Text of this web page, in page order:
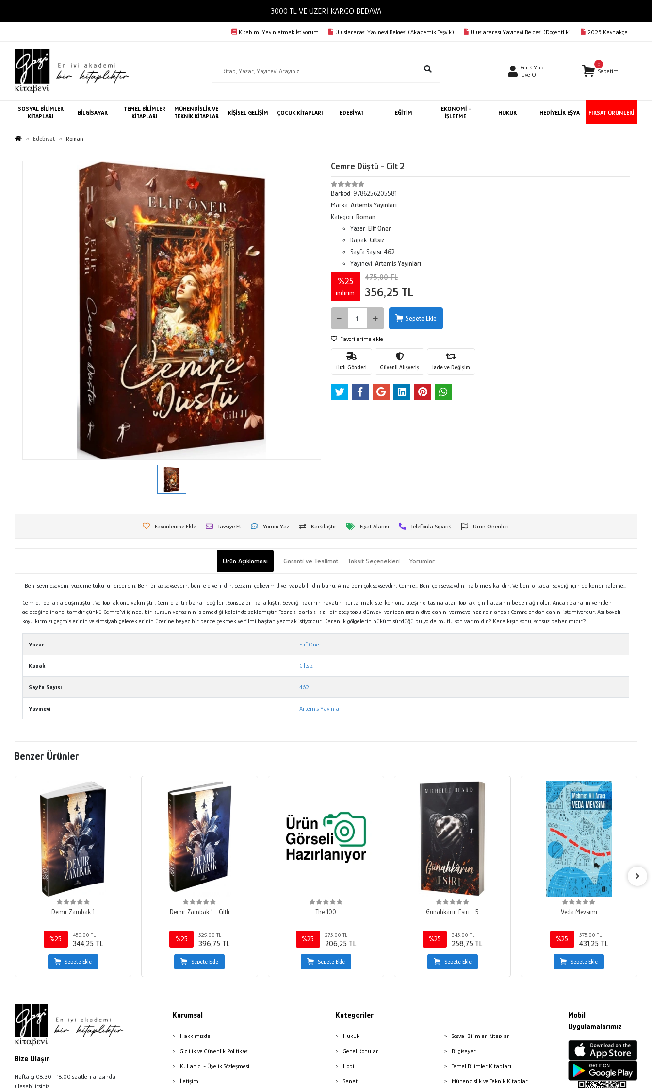
3000 TL VE ÜZERİ KARGO BEDAVA
Kitabımı Yayınlatmak İstiyorum Uluslararası Yayınevi Belgesi (Akademik Teşvik) Uluslararası Yayınevi Belgesi (Doçentlik) 2025 Kaynakça
Giriş Yap
Üye Ol
0
Sepetim
SOSYAL BİLİMLER
KİTAPLARI
BİLGİSAYAR
TEMEL BİLİMLER
KİTAPLARI
MÜHENDİSLİK VE
TEKNİK KİTAPLAR
KİŞİSEL GELİŞİM ÇOCUK KİTAPLARI EDEBİYAT EĞİTİM
EKONOMİ -
İŞLETME
HUKUK HEDİYELİK EŞYA FIRSAT ÜRÜNLERİ
Edebiyat Roman
Cemre Düştü - Cilt 2
Barkod: 9786256205581
Marka: Artemis Yayınları
Kategori: Roman
Yazar: Elif Öner
Kapak: Ciltsiz
Sayfa Sayısı:462
Yayınevi: Artemis Yayınları
%25
indirim
475,00 TL
356,25 TL
Sepete Ekle
Favorilerime ekle
Hızlı Gönderi Güvenli Alışveriş İade ve Değişim
Favorilerime Ekle Tavsiye Et Yorum Yaz Karşılaştır Fiyat Alarmı Telefonla Sipariş Ürün Önerileri
Ürün Açıklaması Garanti ve Teslimat Taksit Seçenekleri Yorumlar
"Beni sevmeseydin, yüzüme tükürür giderdin. Beni biraz sevseydin, beni ele verirdin, cezamı çekeyim diye, yapabilirdin bunu. Ama beni çok sevseydin, Cemre... Beni çok sevseydin, kalbime sıkardın. Ve beni o kadar sevdiği için de kendi kalbine..."
Cemre, Toprak'a düşmüştür. Ve Toprak onu yakmıştır. Cemre artık bahar değildir. Sonsuz bir kara kıştır. Sevdiği kadının hayatını kurtarmak isterken onu ateşin ortasına atan Toprak için hatasının bedeli ağır olur. Ancak baharın yeniden
geleceğine inancı tamdır çünkü Cemre'yi içinde, bir kurşun yarasının işlemediği kalbinde saklamıştır. Toprak, parlak, kızıl bir ateş topu dünyayı yeniden ısıtsın diye canını vermeye hazırdır ancak Cemre ondan canını istemiyordur. Aşı boyalı
koyu kırmızı geçmişlerinin ve simsiyah geleceklerinin üzerine beyaz bir perde çekmek ve filmi baştan yazmak istiyordur. Karanlık gölgelerin hüküm sürdüğü bu yolda mutlu son var mıdır? Kara kışın sonu, sonsuz bahar mıdır?
Yazar Elif Öner
Kapak Ciltsiz
Sayfa Sayısı 462
Yayınevi Artemis Yayınları
Benzer Ürünler
Demir Zambak 1
%25
459,00 TL
344,25 TL
Sepete Ekle
Demir Zambak 1 - Ciltli
%25
529,00 TL
396,75 TL
Sepete Ekle
The 100
%25
275,00 TL
206,25 TL
Sepete Ekle
Günahkârın Esiri - 5
%25
345,00 TL
258,75 TL
Sepete Ekle
Veda Mevsimi
%25
575,00 TL
431,25 TL
Sepete Ekle
Bize Ulaşın
Haftaiçi 08:30 - 18:00 saatleri arasında
ulaşabilirsiniz.
Kurumsal
Hakkımızda
Gizlilik ve Güvenlik Politikası
Kullanıcı - Üyelik Sözleşmesi
İletişim
Kategoriler
Hukuk
Genel Konular
Hobi
Sanat
Sosyal Bilimler Kitapları
Bilgisayar
Temel Bilimler Kitapları
Mühendislik ve Teknik Kitaplar
Mobil
Uygulamalarımız